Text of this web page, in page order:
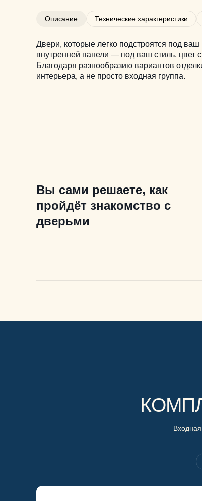
Описание Технические характеристики
Двери, которые легко подстроятся под
внутренней панели — под ваш стиль, цвет
Благодаря разнообразию вариантов
интерьера, а не просто входная группа.
Вы сами решаете, как
пройдёт знакомство с
дверьми